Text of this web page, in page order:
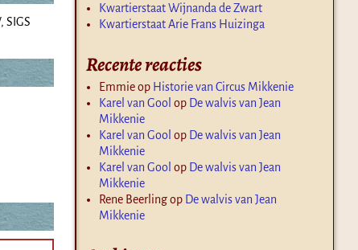
SIGS
Kwartierstaat Wijnanda de Zwart
Kwartierstaat Arie Frans Huizinga
Recente reacties
Emmieop Historie van Circus Mikkenie
Karel van Gool op De walvis van Jean
Mikkenie
Karel van Gool op De walvis van Jean
Mikkenie
Karel van Gool op De walvis van Jean
Mikkenie
Rene Beerlingop De walvis van Jean
Mikkenie